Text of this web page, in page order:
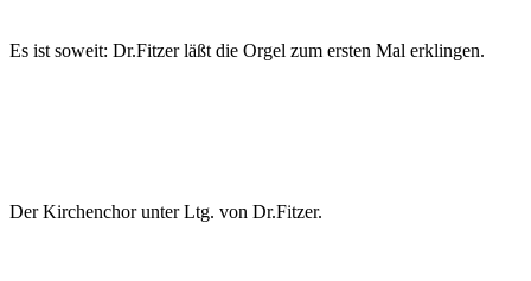
Es ist soweit: Dr.Fitzer läßt die Orgel zum ersten Mal erklingen.
Der Kirchenchor unter Ltg. von Dr.Fitzer.